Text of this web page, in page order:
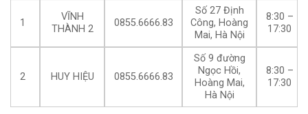
1
VĨNH
THÀNH 2
0855.6666.83
Số 27 Định
Công, Hoàng
Mai, Hà Nội
8:30 –
17:30
2 HUY HIỆU 0855.6666.83
Số 9 đường
Ngọc Hồi,
Hoàng Mai,
Hà Nội
8:30 –
17:30